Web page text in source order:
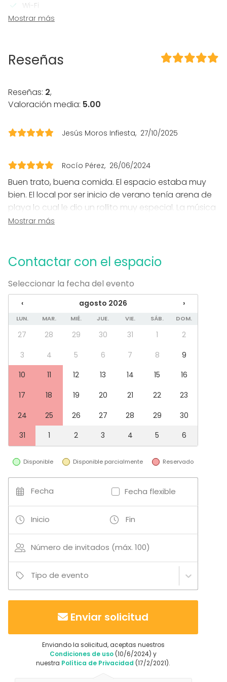
Wi-Fi
Sistema sonido profesional
Micrófono
Posibilidad de bailar
Vajilla
Fiesta
Boda
Cena / Comida
Reunión / Workshop
Evento corporativo
Celebración familiar
Team building / Recreación
Tipo de espacio
Sala de fiesta
Bar
Catering propio
Guardarropa
Mostrar más
Reseñas
Reseñas: 2,
Valoración media: 5.00
Jesús Moros Infiesta 27/10/2025
Rocío Pérez 26/06/2024
Buen trato, buena comida. El espacio estaba muy
bien. El local por ser inicio de verano tenía arena de
playa lo cual le dio un rollito muy especial. La música
también estuvo muy bien. Así que en resumen 5
Mostrar más
Contactar con el espacio
Seleccionar la fecha del evento
‹ agosto 2026 ›
LUN. MAR. MIÉ. JUE. VIE. SÁB. DOM.
27 28 29 30 31 1
2
3
4 5 6 7 8
9
10
11 12 13 14 15
16
17
18 19 20 21 22
23
24
25 26 27 28 29
30
31
1 2 3 4 5 6
Disponible Disponible parcialmente Reservado
Fecha Fecha flexible
Inicio Fin
Número de invitados (máx. 100)
Tipo de evento
Enviar solicitud
Enviando la solicitud, aceptas nuestros
Condiciones de uso (10/6/2024) y
nuestra Política de Privacidad (17/2/2021).